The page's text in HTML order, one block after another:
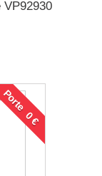
VP92930
Porte 0 €